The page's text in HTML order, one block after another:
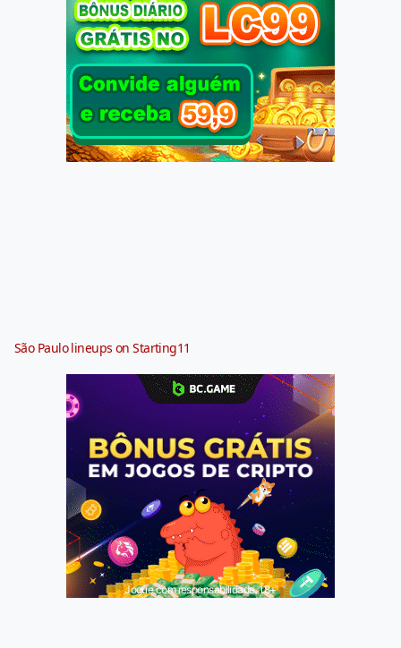
São Paulo lineups on Starting11
Jogue com responsabilidade. 18+